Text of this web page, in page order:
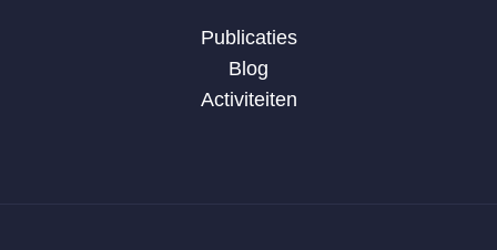
Publicaties
Blog
Activiteiten